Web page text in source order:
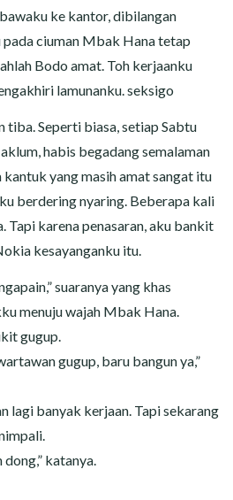
ke kantor, dibilangan
ciuman Mbak Hana tetap
Bodo amat. Toh kerjaanku
lamunanku. seksigo
tiba. Seperti biasa, setiap Sabtu
habis begadang semalaman
yang masih amat sangat itu
berdering nyaring. Beberapa kali
Tapi karena penasaran, aku bankit
kesayanganku itu.
suaranya yang khas
menuju wajah Mbak Hana.
gugup.
gugup, baru bangun ya,”
lagi banyak kerjaan. Tapi sekarang
katanya.